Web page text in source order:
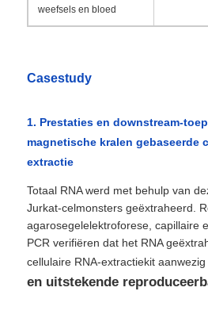
Fabriekstour
Nieuws
Vraag een offerte aan
magnetische kralen
weefsels en bloed
Casestudy
1. Prestaties en downstream-
magnetische kralen gebaseerde
extractie
Totaal RNA werd met behulp van
Jurkat-celmonsters geëxtraheerd.
agarosegelelektroforese, capillaire
PCR verifiëren dat het RNA
cellulaire RNA-extractiekit aanwezig
en uitstekende